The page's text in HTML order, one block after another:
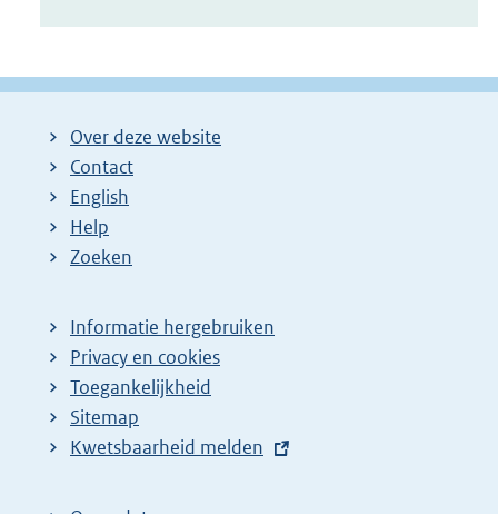
Over deze website
Contact
English
Help
Zoeken
Informatie hergebruiken
Privacy en cookies
Toegankelijkheid
Sitemap
E
t
Kwetsbaarheid melden